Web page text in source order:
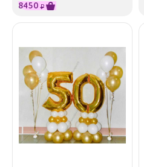
8450 ₽